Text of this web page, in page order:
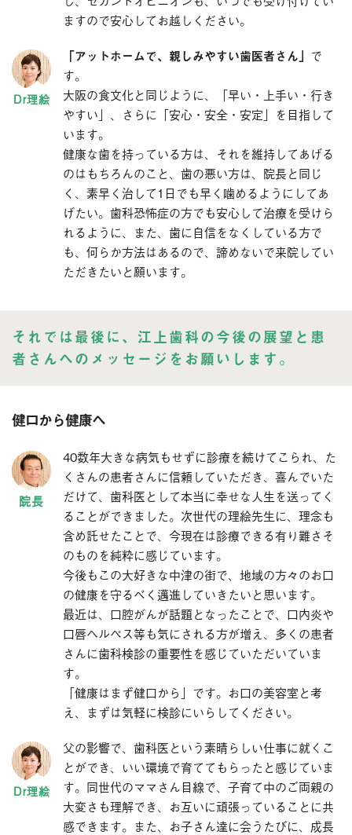
ますので安心してお越しください。
「アットホームで、親しみやすい歯医者さん」 で
す。
大阪の食文化と同じように、「早い・上手い・行き
やすい」、さらに「安心・安全・安定」を目指して
います。
健康な歯を持っている方は、それを維持してあげる
のはもちろんのこと、歯の悪い方は、院長と同じ
く、素早く治して1日でも早く噛めるようにしてあ
げたい。歯科恐怖症の方でも安心して治療を受けら
れるように、また、歯に自信をなくしている方で
も、何らか方法はあるので、諦めないで来院してい
ただきたいと願います。
それでは最後に、江上歯科の今後の展望と患
者さんへのメッセージをお願いします。
健口から健康へ
40数年大きな病気もせずに診療を続けてこられ、た
くさんの患者さんに信頼していただき、喜んでいた
だけて、歯科医として本当に幸せな人生を送ってく
ることができました。次世代の理絵先生に、理念も
含め託せたことで、今現在は診療できる有り難さそ
のものを純粋に感じています。
今後もこの大好きな中津の街で、地域の方々のお口
の健康を守るべく邁進していきたいと思います。
最近は、口腔がんが話題となったことで、口内炎や
口唇ヘルペス等も気にされる方が増え、多くの患者
さんに歯科検診の重要性を感じていただいていま
す。
「健康はまず健口から」です。お口の美容室と考
え、まずは気軽に検診にいらしてください。
父の影響で、歯科医という素晴らしい仕事に就くこ
とができ、いい環境で育ててもらったと感じていま
す。同世代のママさん目線で、子育て中のご両親の
大変さも理解でき、お互いに頑張っていることに共
感できます。また、お子さん達に会うたびに、成長